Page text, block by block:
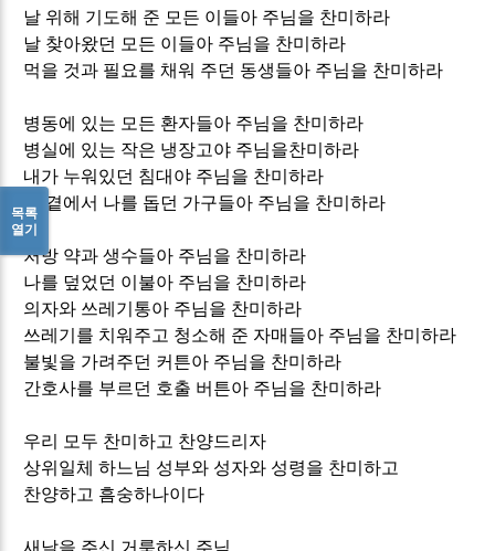
날 위해 기도해 준 모든 이들아 주님을 찬미하라
날 찾아왔던 모든 이들아 주님을 찬미하라
먹을 것과 필요를 채워 주던 동생들아 주님을 찬미하라
병동에 있는 모든 환자들아 주님을 찬미하라
병실에 있는 작은 냉장고야 주님을찬미하라
내가 누워있던 침대야 주님을 찬미하라
내 곁에서 나를 돕던 가구들아 주님을 찬미하라
처방 약과 생수들아 주님을 찬미하라
나를 덮었던 이불아 주님을 찬미하라
의자와 쓰레기통아 주님을 찬미하라
쓰레기를 치워주고 청소해 준 자매들아 주님을 찬미하라
불빛을 가려주던 커튼아 주님을 찬미하라
간호사를 부르던 호출 버튼아 주님을 찬미하라
우리 모두 찬미하고 찬양드리자
상위일체 하느님 성부와 성자와 성령을 찬미하고
찬양하고 흠숭하나이다
새날을 주신 거룩하신 주님
목록
열기